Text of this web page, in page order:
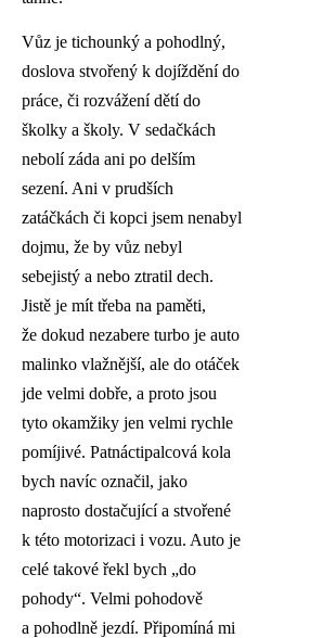
Vůz je tichounký a pohodlný,
doslova stvořený k dojíždění do
práce, či rozvážení dětí do
školky a školy. V sedačkách
nebolí záda ani po delším
sezení. Ani v prudších
zatáčkách či kopci jsem nenabyl
dojmu, že by vůz nebyl
sebejistý a nebo ztratil dech.
Jistě je mít třeba na paměti,
že dokud nezabere turbo je auto
malinko vlažnější, ale do otáček
jde velmi dobře, a proto jsou
tyto okamžiky jen velmi rychle
pomíjivé. Patnáctipalcová kola
bych navíc označil, jako
naprosto dostačující a stvořené
k této motorizaci i vozu. Auto je
celé takové řekl bych „do
pohody“. Velmi pohodově
a pohodlně jezdí. Připomíná mi